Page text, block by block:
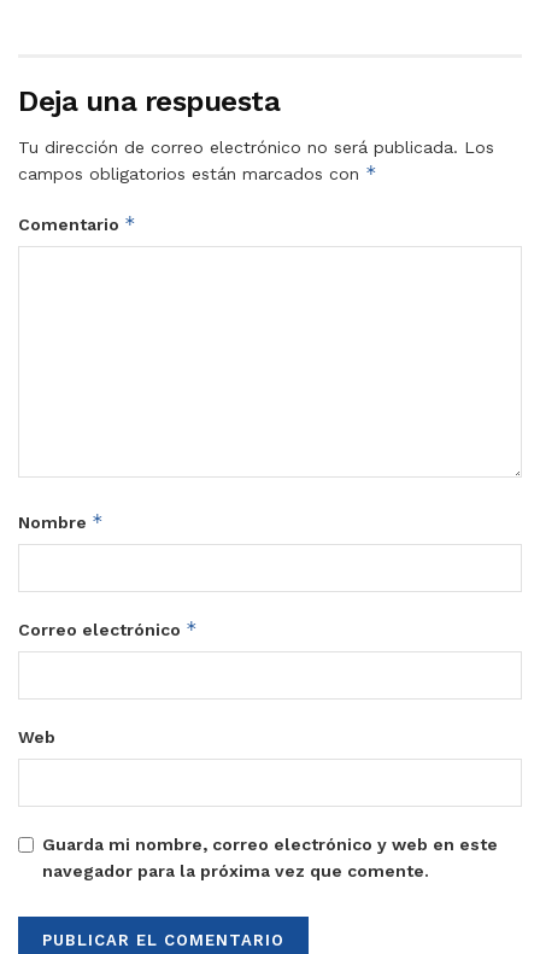
Deja una respuesta
Tu dirección de correo electrónico no será publicada. Los
campos obligatorios están marcados con *
Comentario *
Nombre *
Correo electrónico *
Web
Guarda mi nombre, correo electrónico y web en este
navegador para la próxima vez que comente.